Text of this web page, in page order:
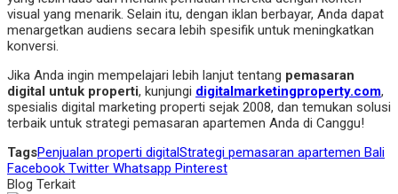
visual yang menarik. Selain itu, dengan iklan berbayar, Anda dapat
menargetkan audiens secara lebih spesifik untuk meningkatkan
konversi.
Jika Anda ingin mempelajari lebih lanjut tentang pemasaran
digital untuk properti, kunjungi digitalmarketingproperty.com,
spesialis digital marketing properti sejak 2008, dan temukan solusi
terbaik untuk strategi pemasaran apartemen Anda di Canggu!
TagsPenjualan properti digitalStrategi pemasaran apartemen Bali
Facebook Twitter Whatsapp Pinterest
Blog Terkait